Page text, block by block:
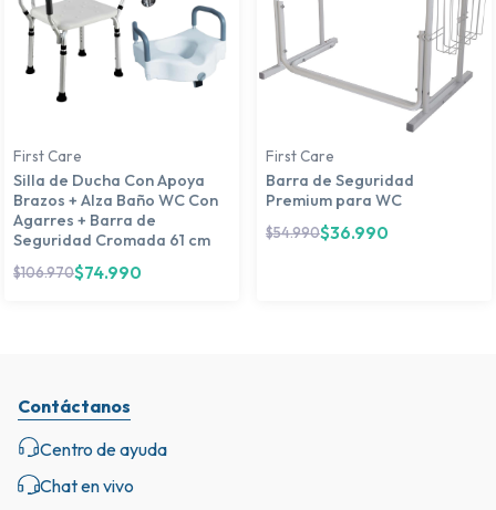
First Care
Silla de Ducha Con Apoya
Brazos + Alza Baño WC Con
Agarres + Barra de
Seguridad Cromada 61 cm
$106.970$74.990
First Care
Barra de Seguridad
Premium para WC
$54.990$36.990
Contáctanos
Centro de ayuda
Chat en vivo